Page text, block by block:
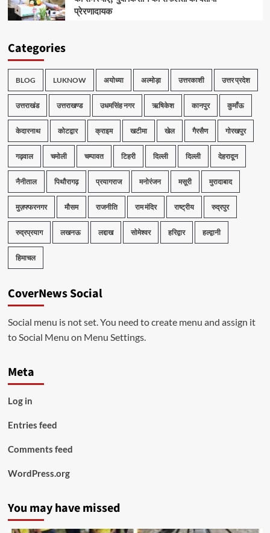
प्रेरणादायक
Categories
BLOG LUKNOW अयोध्या अल्मोड़ा उत्तरकाशी उत्तर प्रदेश
उत्तराखंड उत्तराखण्ड उधमसिंह नगर ऋषिकेश कानपुर कुमाँऊ
केदारनाथ कोटद्वार क्राइम खटीमा खेल गैरसैण गोरखपुर
गढ़वाल चमोली चम्पावत टिहरी दिल्ली दिल्ली देहरादून
नैनीताल पिथौरागढ़ प्रयागराज मनोरंजन मसूरी मुरादाबाद
मुज़फ्फरनगर मौसम राजनीति राम मंदिर राष्ट्रीय रुद्रपुर
रुद्रप्रयाग लखनऊ लद्दाख सोमेश्वर हरिद्वार हल्द्वानी
हिमाचल
CoverNews Social
Social menu is not set. You need to create menu and assign it
to Social Menu on Menu Settings.
Meta
Log in
Entries feed
Comments feed
WordPress.org
You may have missed